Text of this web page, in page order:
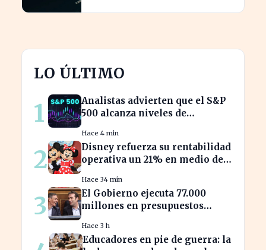
LO ÚLTIMO
1
Analistas advierten que el S&P
500 alcanza niveles de
Hace 4 min
2
Disney refuerza su rentabilidad
operativa un 21% en medio de
Hace 34 min
3
El Gobierno ejecuta 77.000
millones en presupuestos
año 2025
Hace 3 h
Educadores en pie de guerra: la